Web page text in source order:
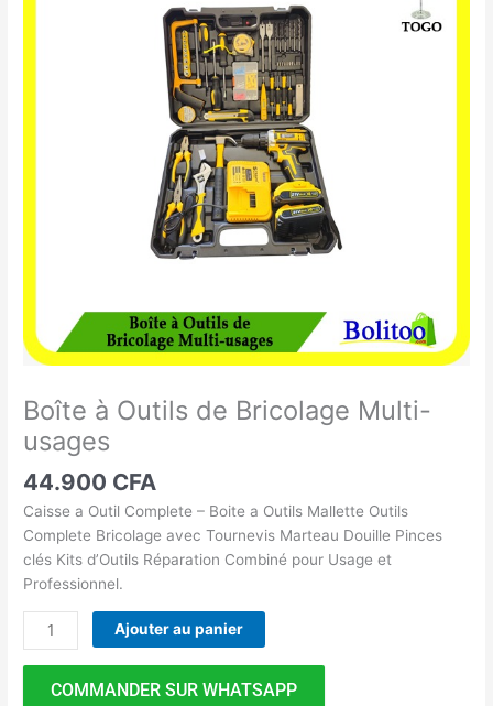
Boîte à Outils de Bricolage Multi-
usages
44.900 CFA
Caisse a Outil Complete – Boite a Outils Mallette Outils
Complete Bricolage avec Tournevis Marteau Douille Pinces
clés Kits d’Outils Réparation Combiné pour Usage et
Professionnel.
Ajouter au panier
COMMANDER SUR WHATSAPP